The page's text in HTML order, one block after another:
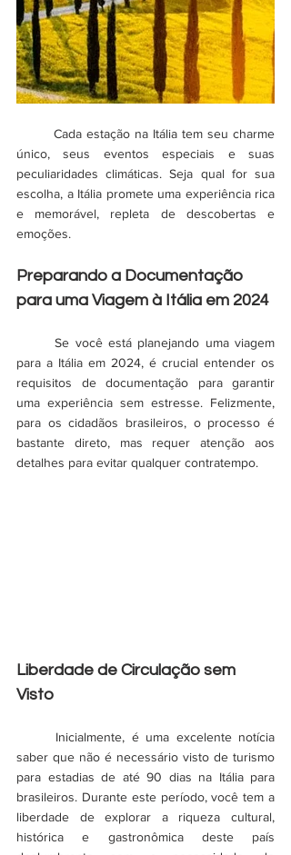
único, seus eventos especiais e suas
peculiaridades climáticas. Seja qual for sua
escolha, a Itália promete uma experiência rica
e memorável, repleta de descobertas e
emoções.
Preparando a Documentação
para uma Viagem à Itália em 2024
	Se você está planejando uma viagem
para a Itália em 2024, é crucial entender os
requisitos de documentação para garantir
uma experiência sem estresse. Felizmente,
para os cidadãos brasileiros, o processo é
bastante direto, mas requer atenção aos
detalhes para evitar qualquer contratempo.
Liberdade de Circulação sem
Visto
saber que não é necessário visto de turismo
para estadias de até 90 dias na Itália para
brasileiros. Durante este período, você tem a
liberdade de explorar a riqueza cultural,
histórica e gastronômica deste país